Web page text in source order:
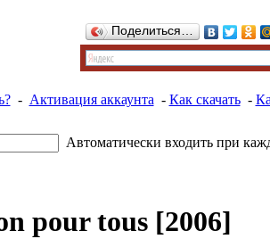
Поделиться…
- Активация аккаунта - Как скачать-
Автоматически входить при
pour tous [2006]